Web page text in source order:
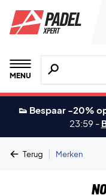
MENU
Zoeken naar
👟 Bespaar -20%
23:59 -
Terug | Merken